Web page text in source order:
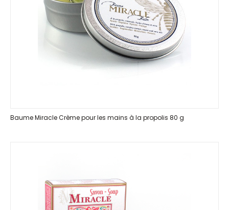
Baume Miracle Crème pour les mains à la propolis 80 g